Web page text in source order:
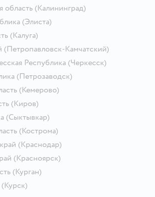
область(Калининград)
(Элиста)
(Калуга)
(Петропавловск-Камчатский)
Республика (Черкесск)
(Петрозаводск)
(Кемерово)
(Киров)
(Сыктывкар)
(Кострома)
(Краснодар)
(Красноярск)
(Курган)
(Курск)